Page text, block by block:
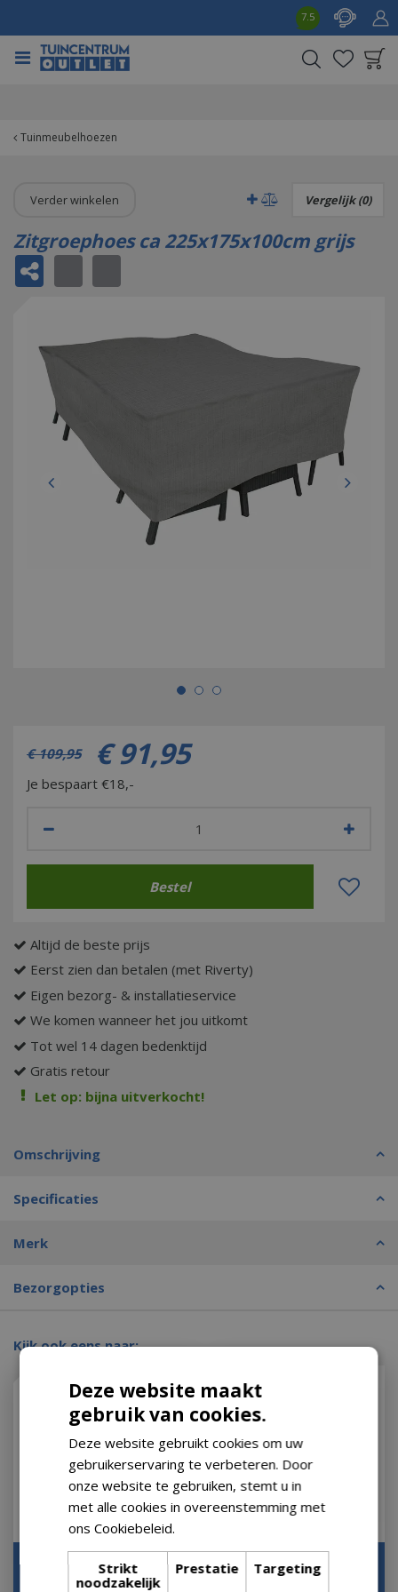
Tuinmeubelhoezen
7.5
Verder winkelen Vergelijk (0)
Zitgroephoes ca 225x175x100cm grijs
€ 109,95 € 91,95
Je bespaart €18,-
Altijd de beste prijs
Eerst zien dan betalen (met Riverty)
Eigen bezorg- & installatieservice
We komen wanneer het jou uitkomt
Tot wel 14 dagen bedenktijd
Gratis retour
Let op: bijna uitverkocht!
Omschrijving
Specificaties
Merk
Bezorgopties
Kijk ook eens naar:
Beschermhoes voor
hangstoel
Bankhoes ca
200x90x100cm grijs
Deze website maakt
gebruik van cookies.
Deze website gebruikt cookies om uw
gebruikerservaring te verbeteren. Door
onze website te gebruiken, stemt u in
met alle cookies in overeenstemming met
ons Cookiebeleid.
Strikt
noodzakelijk
Prestatie Targeting